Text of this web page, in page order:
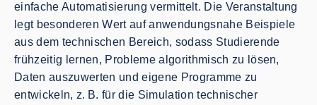
einfache Automatisierung vermittelt. Die Veranstaltung
legt besonderen Wert auf anwendungsnahe Beispiele
aus dem technischen Bereich, sodass Studierende
frühzeitig lernen, Probleme algorithmisch zu lösen,
Daten auszuwerten und eigene Programme zu
entwickeln, z. B. für die Simulation technischer